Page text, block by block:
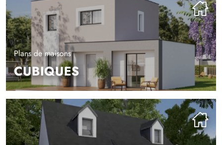
Plans de maisons
CUBIQUES